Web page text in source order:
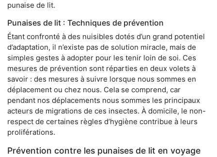
punaise de lit.
Punaises de lit : Techniques de prévention
Étant confronté à des nuisibles dotés d’un grand potentiel
d’adaptation, il n’existe pas de solution miracle, mais de
simples gestes à adopter pour les tenir loin de soi. Ces
mesures de prévention sont réparties en deux volets à
savoir : des mesures à suivre lorsque nous sommes en
déplacement ou chez nous. Cela se comprend, car
pendant nos déplacements nous sommes les principaux
acteurs de migrations de ces insectes. À domicile, le non-
respect de certaines règles d’hygiène contribue à leurs
proliférations.
Prévention contre les punaises de lit en voyage